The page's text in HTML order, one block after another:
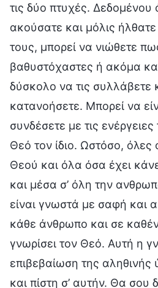
τις δύο πτυχές. Δεδομένου
ακούσατε και μόλις
τους, μπορεί να νιώθετε
βαθυστόχαστες ή ακόμα
δύσκολο να τις συλλάβετε
κατανοήσετε. Μπορεί να
συνδέσετε με τις
Θεό τον ίδιο. Ωστόσο, όλες
Θεού και όλα όσα έχει
και μέσα σ’ όλη την
είναι γνωστά με σαφή και
κάθε άνθρωπο και σε
γνωρίσει τον Θεό. Αυτή η
επιβεβαίωση της
και πίστη σ’ αυτήν. Θα σου